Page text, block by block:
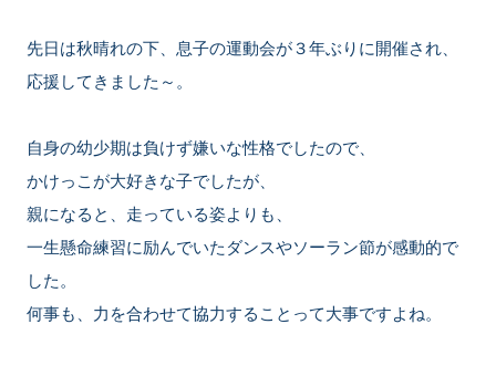
先日は秋晴れの下、息子の運動会が３年ぶりに開催され、
応援してきました～。
自身の幼少期は負けず嫌いな性格でしたので、
かけっこが大好きな子でしたが、
親になると、走っている姿よりも、
一生懸命練習に励んでいたダンスやソーラン節が感動的で
した。
何事も、力を合わせて協力することって大事ですよね。